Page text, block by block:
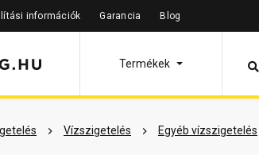
információk Garancia Blog
Termékek
Vízszigetelés Egyéb vízszigetelés
Termékinformáció Dokumentumok